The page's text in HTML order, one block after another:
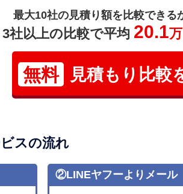
最大10社の見積り額を比較できる
3社以上の比較で平均 20.1
無料 見積もり比較
スの流れ
②LINEヤフーよりメール